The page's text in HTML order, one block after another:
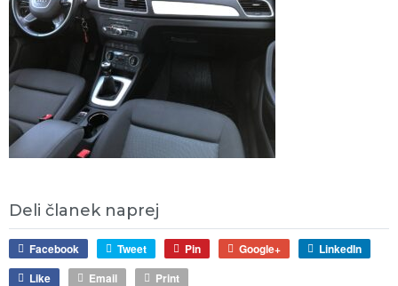
Deli članek naprej
Facebook Tweet Pin Google+
LinkedIn
Like
Email Print